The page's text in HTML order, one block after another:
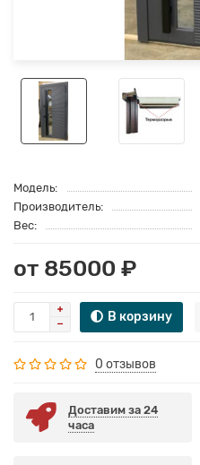
Модель:
Производитель:
Вес:
от 85000 ₽
В корзину
0 отзывов
Доставим за 24
часа